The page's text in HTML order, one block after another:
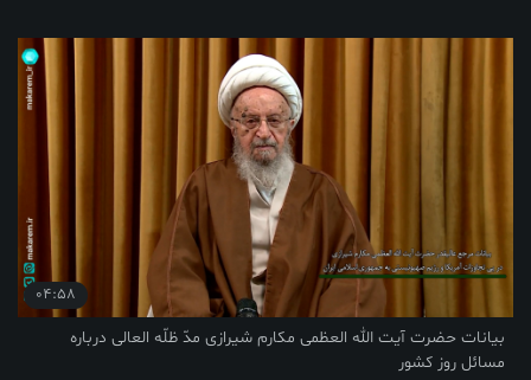
04:58
بیانات حضرت آیت الله العظمی مکارم شیرازی مدّ ظلّه العالی درباره
مسائل روز کشور